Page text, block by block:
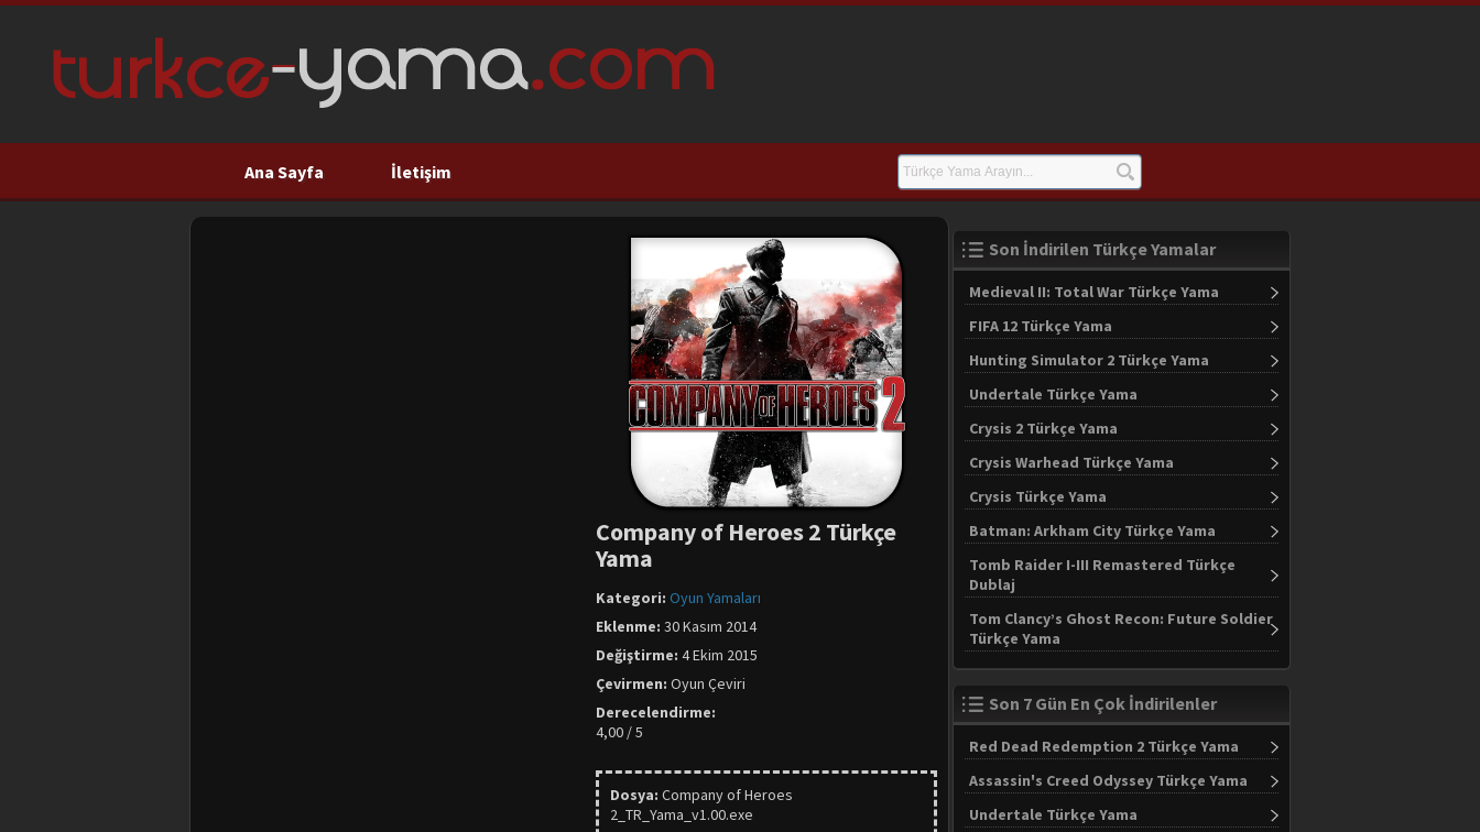
Ana Sayfa İletişim
Company of Heroes 2 Türkçe
Yama
Kategori: Oyun Yamaları
Eklenme: 30 Kasım 2014
Değiştirme: 4 Ekim 2015
Çevirmen: Oyun Çeviri
Derecelendirme:
4,00 / 5
Dosya: Company of Heroes
2_TR_Yama_v1.00.exe
Son İndirilen Türkçe Yamalar
Medieval II: Total War Türkçe Yama
FIFA 12 Türkçe Yama
Hunting Simulator 2 Türkçe Yama
Undertale Türkçe Yama
Crysis 2 Türkçe Yama
Crysis Warhead Türkçe Yama
Crysis Türkçe Yama
Batman: Arkham City Türkçe Yama
Tomb Raider I-III Remastered Türkçe
Dublaj
Tom Clancy’s Ghost Recon: Future Soldier
Türkçe Yama
Son 7 Gün En Çok İndirilenler
Red Dead Redemption 2 Türkçe Yama
Assassin's Creed Odyssey Türkçe Yama
Undertale Türkçe Yama